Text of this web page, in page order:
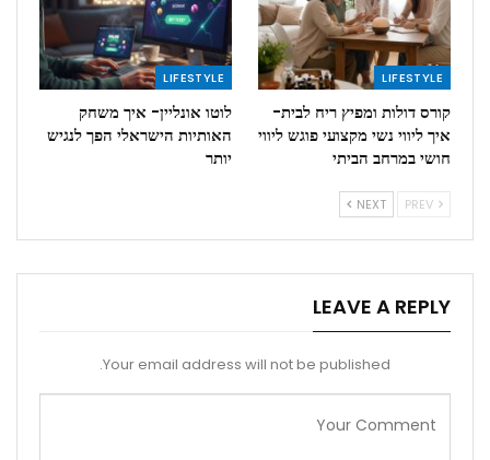
LIFESTYLE
קורס דולות ומפיץ ריח לבית-
איך ליווי נשי מקצועי פוגש ליווי
חושי במרחב הביתי
LIFESTYLE
לוטו אונליין- איך משחק
האותיות הישראלי הפך לנגיש
יותר
NEXT
LEAVE A REPLY
Your email address will not be published.